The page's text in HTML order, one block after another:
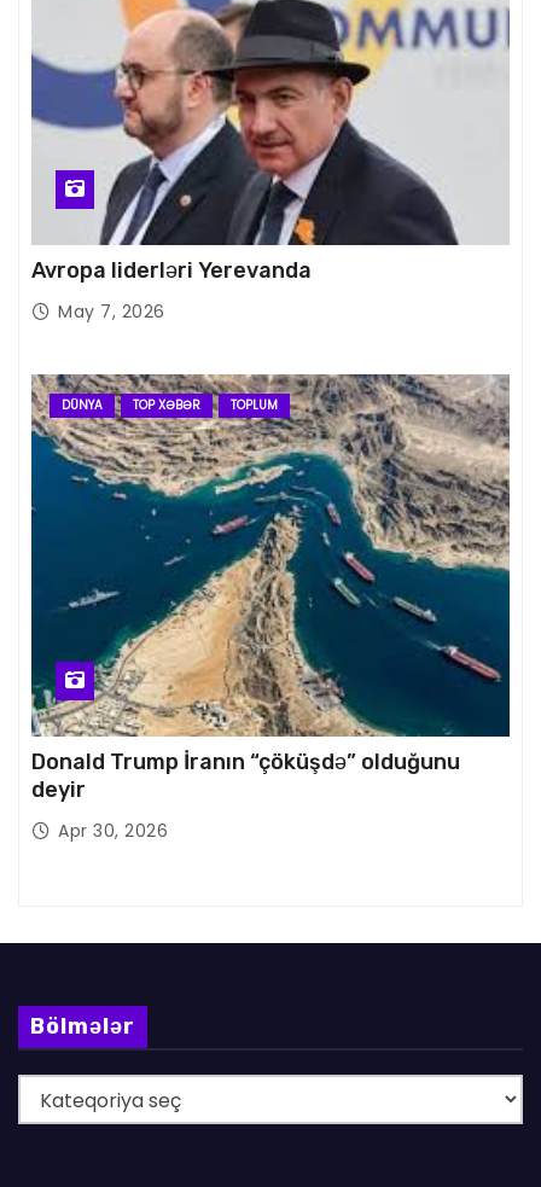
Avropa liderləri Yerevanda
May 7, 2026
DÜNYA TOP XƏBƏR TOPLUM
Donald Trump İranın “çöküşdə” olduğunu
deyir
Apr 30, 2026
Bölmələr
ö